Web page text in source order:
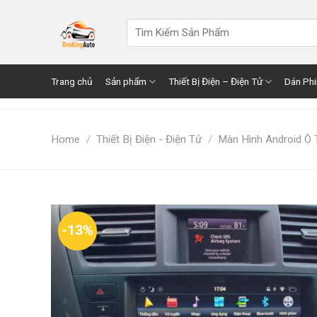
for:
Trang chủ Sản phẩm Thiết Bị Điện – Điện Tử Dán
Home / Thiết Bị Điện - Điện Tử / Màn Hình Android Ô
-13%